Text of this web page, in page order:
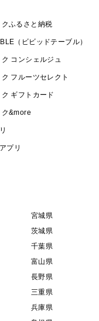
ふるさと納税
（ビビッドテーブル）
コンシェルジュ
フルーツセレクト
ギフトカード
&more
プリ
宮城県
茨城県
千葉県
富山県
長野県
三重県
兵庫県